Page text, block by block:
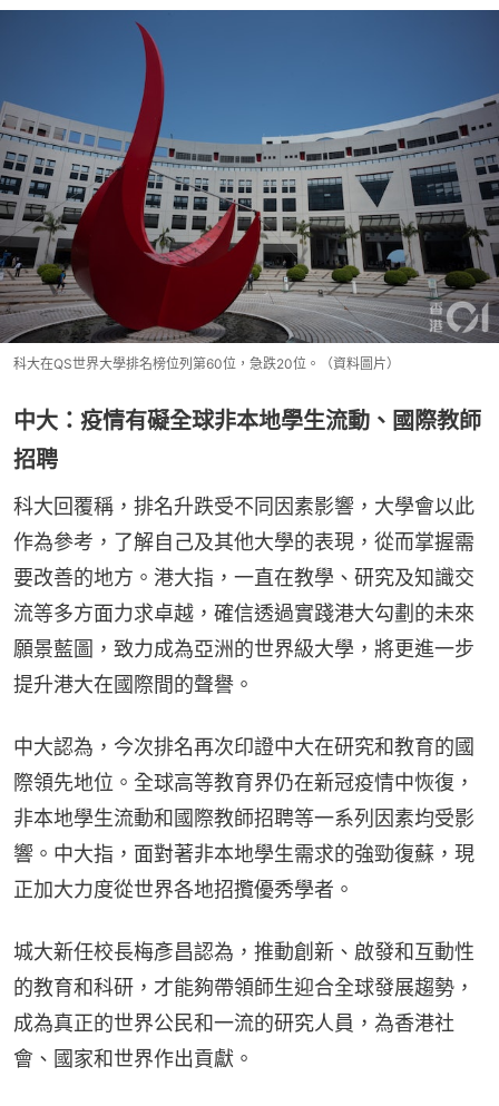
科大在QS世界大學排名榜位列第60位，急跌20位。（資料圖片）
中大：疫情有礙全球非本地學生流動、國際教師
招聘
科大回覆稱，排名升跌受不同因素影響，大學會以此
作為參考，了解自己及其他大學的表現，從而掌握需
要改善的地方。港大指，一直在教學、研究及知識交
流等多方面力求卓越，確信透過實踐港大勾劃的未來
願景藍圖，致力成為亞洲的世界級大學，將更進一步
提升港大在國際間的聲譽。
中大認為，今次排名再次印證中大在研究和教育的國
際領先地位。全球高等教育界仍在新冠疫情中恢復，
非本地學生流動和國際教師招聘等一系列因素均受影
響。中大指，面對著非本地學生需求的強勁復蘇，現
正加大力度從世界各地招攬優秀學者。
城大新任校長梅彥昌認為，推動創新、啟發和互動性
的教育和科研，才能夠帶領師生迎合全球發展趨勢，
成為真正的世界公民和一流的研究人員，為香港社
會、國家和世界作出貢獻。